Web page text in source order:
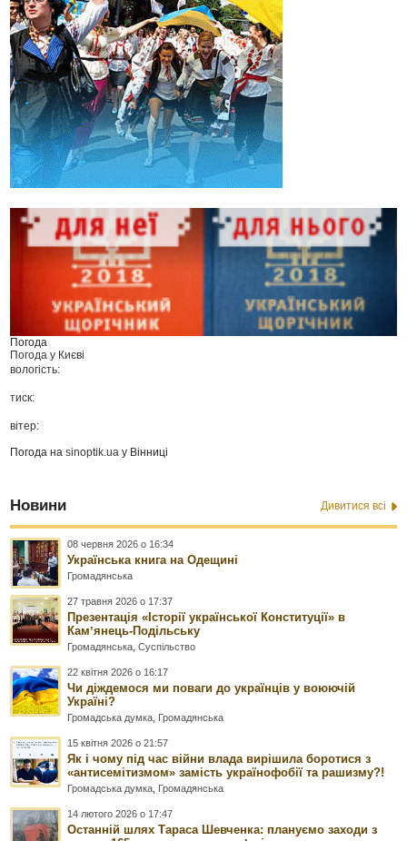
Погода
Погода у Києві
вологість:
тиск:
вітер:
Погода наsinoptik.ua у Вінниці
Новини Дивитися всі
08 червня 2026 о 16:34
Українська книга на Одещині
Громадянська
27 травня 2026 о 17:37
Презентація «Історії української Конституції» в
Камʼянець-Подільську
Громадянська ,Суспільство
22 квітня 2026 о 16:17
Чи діждемося ми поваги до українців у воюючій
Україні?
Громадська думка Громадянська
15 квітня 2026 о 21:57
Як і чому під час війни влада вирішила боротися з
«антисемітизмом» замість українофобії та рашизму?!
Громадська думка Громадянська
14 лютого 2026 о 17:47
Останній шлях Тараса Шевченка: плануємо заходи з